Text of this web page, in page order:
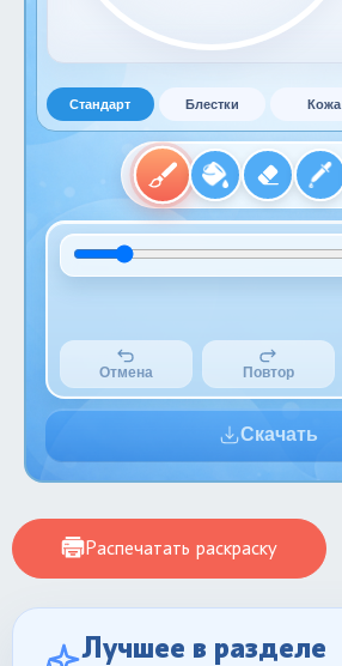
Стандарт Блестки Кожа
Отмена Повтор
Скачать
Распечатать раскраску
Лучшее в разделе